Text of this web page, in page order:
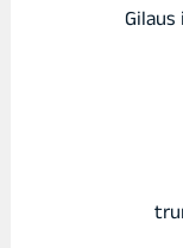
Gilaus